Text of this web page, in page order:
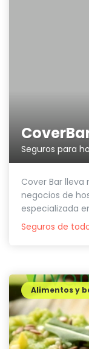
Seguros para
Cover Bar lleva
negocios de
especializada
Seguros de
Alimentos y